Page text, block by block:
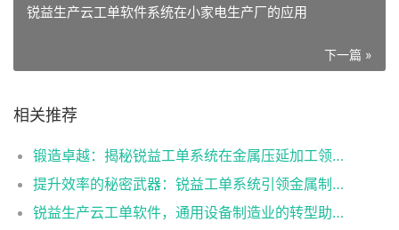
锐益生产云工单软件系统在小家电生产厂的应用
下一篇 »
相关推荐
锻造卓越：揭秘锐益工单系统在金属压延加工领域的突破
提升效率的秘密武器：锐益工单系统引领金属制造升级！
锐益生产云工单软件，通用设备制造业的转型助推器！